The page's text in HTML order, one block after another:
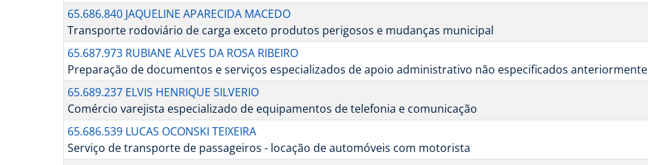
65.686.840 JAQUELINE APARECIDA MACEDO
Transporte rodoviário de carga exceto produtos perigosos e mudanças municipal
65.687.973 RUBIANE ALVES DA ROSA RIBEIRO
Preparação de documentos e serviços especializados de apoio administrativo não especificados anteriormente
65.689.237 ELVIS HENRIQUE SILVERIO
Comércio varejista especializado de equipamentos de telefonia e comunicação
65.686.539 LUCAS OCONSKI TEIXEIRA
Serviço de transporte de passageiros - locação de automóveis com motorista